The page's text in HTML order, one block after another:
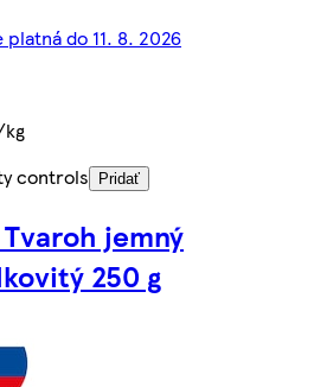
platná do 11. 8. 2026
controls
Pridať
Tvaroh jemný
250 g